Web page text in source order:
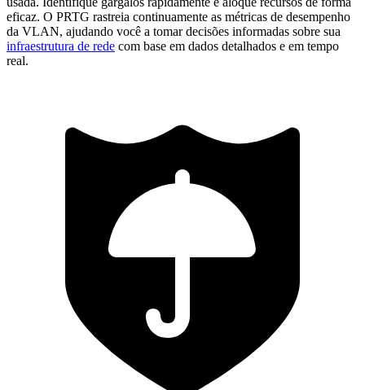
eficaz. O PRTG rastreia continuamente as métricas de desempenho
da VLAN, ajudando você a tomar decisões informadas sobre sua
infraestrutura de rede com base em dados detalhados e em tempo
real.